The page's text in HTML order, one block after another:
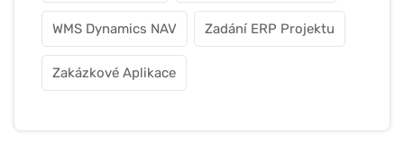
WMS Dynamics NAV Zadání ERP Projektu
Zakázkové Aplikace